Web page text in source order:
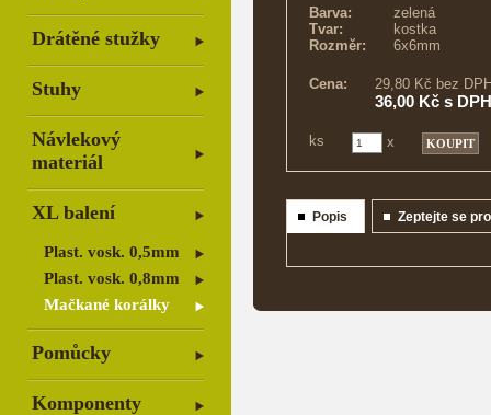
Drátěné stužky
Stuhy
Návlekový
materiál
XL balení
Plast. vosk. 0,5mm
Plast. vosk. 0,8mm
Mačkané korálky
Pomůcky
Komponenty
Barva:
Tvar:
Rozměr:
zelená
kostka
6x6mm
Cena: 29,80 Kč bez
36,00 Kč s DPH
ks x
Popis Zeptejte se